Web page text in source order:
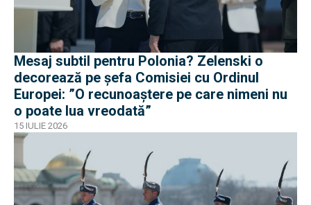
Mesaj subtil pentru Polonia? Zelenski o
decorează pe șefa Comisiei cu Ordinul
Europei: ”O recunoaștere pe care nimeni nu
o poate lua vreodată”
15 IULIE 2026